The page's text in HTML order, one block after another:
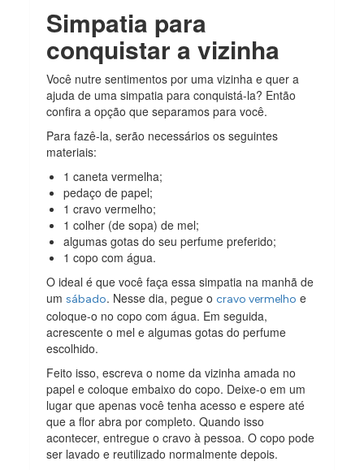
Simpatia para
conquistar a vizinha
Você nutre sentimentos por uma vizinha e quer a
ajuda de uma simpatia para conquistá-la? Então
confira a opção que separamos para você.
Para fazê-la, serão necessários os seguintes
materiais:
1 caneta vermelha;
pedaço de papel;
1 cravo vermelho;
1 colher (de sopa) de mel;
algumas gotas do seu perfume preferido;
1 copo com água.
O ideal é que você faça essa simpatia na manhã de
umsábado. Nesse dia, pegue ocravo vermelho e
coloque-o no copo com água. Em seguida,
acrescente o mel e algumas gotas do perfume
escolhido.
Feito isso, escreva o nome da vizinha amada no
papel e coloque embaixo do copo. Deixe-o em um
lugar que apenas você tenha acesso e espere até
que a flor abra por completo. Quando isso
acontecer, entregue o cravo à pessoa. O copo pode
ser lavado e reutilizado normalmente depois.